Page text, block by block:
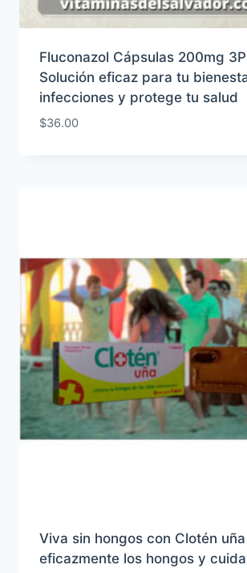
Fluconazol Cápsulas 200mg
Solución eficaz para tu
infecciones y protege tu salud
$36.00
Viva sin hongos con Clotén
eficazmente los hongos y